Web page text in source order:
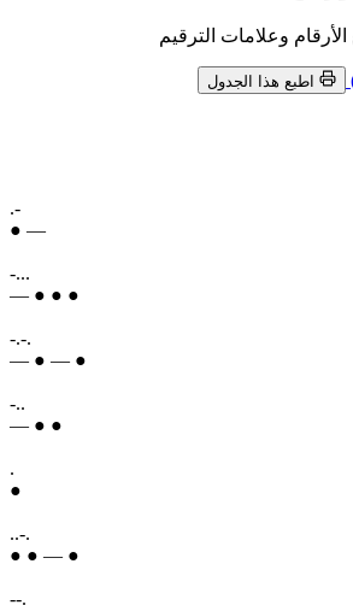
اطبع هذا الجدول
.-
● —
-...
— ● ● ●
-.-.
— ● — ●
-..
— ● ●
.
●
..-.
● ● — ●
--.